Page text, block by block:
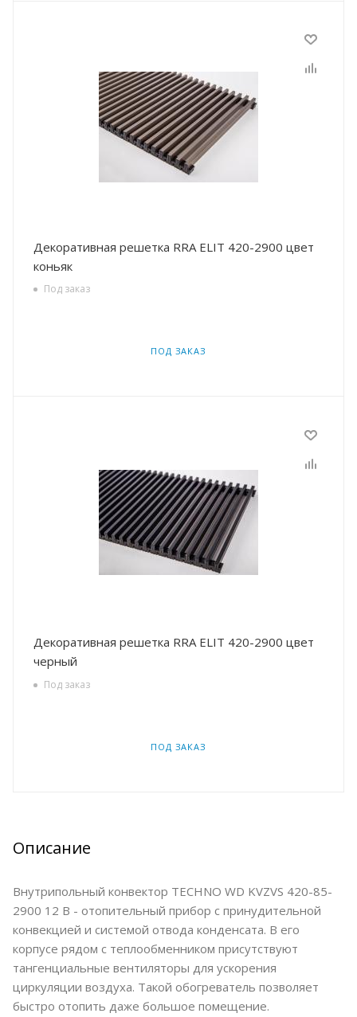
Декоративная решетка RRA ELIT 420-2900 цвет
коньяк
Под заказ
ПОД ЗАКАЗ
Декоративная решетка RRA ELIT 420-2900 цвет
черный
Под заказ
ПОД ЗАКАЗ
Описание
Внутрипольный конвектор TECHNO WD KVZVS 420-85-
2900 12 В - отопительный прибор с принудительной
конвекцией и системой отвода конденсата. В его
корпусе рядом с теплообменником присутствуют
тангенциальные вентиляторы для ускорения
циркуляции воздуха. Такой обогреватель позволяет
быстро отопить даже большое помещение.